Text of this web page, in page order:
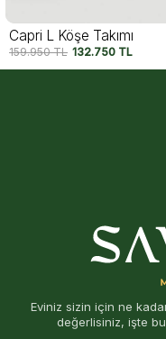
Miura L Köşe Takımı
152.750TL 127.750TL
Eviniz sizin için ne
değerlisiniz, işte